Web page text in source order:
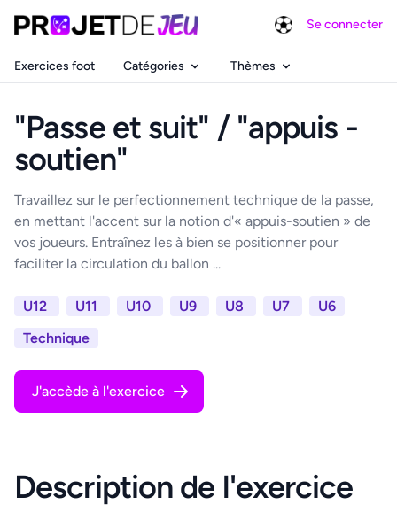
Se connecter
Exercices foot Catégories Thèmes
"Passe et suit" / "appuis -
soutien"
Travaillez sur le perfectionnement technique de la passe,
en mettant l'accent sur la notion d'« appuis-soutien » de
vos joueurs. Entraînez les à bien se positionner pour
faciliter la circulation du ballon ...
U12 U11 U10 U9 U8 U7
U6
Technique
J'accède à l'exercice
Description de l'exercice